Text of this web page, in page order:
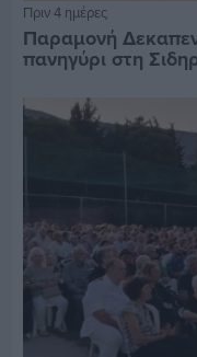
Πριν 4 ημέρες
Παραμονή
πανηγύρι στη